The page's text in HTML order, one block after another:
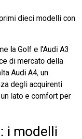
dieci modelli con
la Golf e l'Audi A3
di mercato della
Audi A4, un
degli acquirenti
lato e comfort per
i modelli